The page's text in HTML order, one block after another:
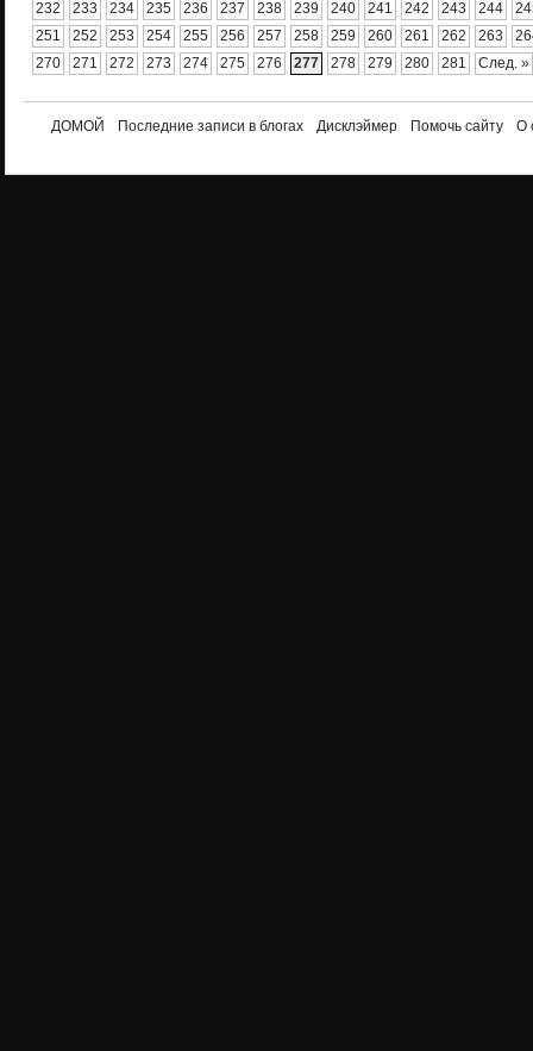
232 233 234 235 236 237 238 239 240 241 242 243 244
251
252 253 254 255 256 257 258 259 260 261 262 263
270
271 272 273 274 275 276 277 278 279 280 281 След. »
ДОМОЙ Последние записи в блогах Дисклэймер Помочь сайту О